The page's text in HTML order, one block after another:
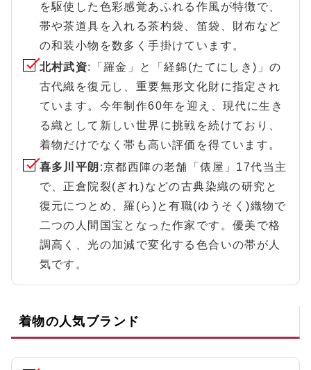
を駆使した色彩感覚あふれる作風が特徴で、
帯や茶道具を入れる茶杓袋、笛袋、財布など
の和装小物を数多く手掛けています。
北村武資:「羅金」と「経錦(たてにしき)」の
古代織を復元し、重要無形文化財に指定され
ています。今年制作60年を迎え、現代に生き
る織として新しい世界に挑戦を続けており、
着物だけでなく帯も高い評価を得ています。
喜多川平朗 :京都西陣の老舗「俵屋」17代当主
で、正倉院裂(ぎれ)などの古典染織の研究と
復元につとめ、羅(ら)と有職(ゆうそく)織物で
二つの人間国宝となった作家です。優美で格
調高く、光の加減で変化する色合いの帯が人
気です。
着物の人気ブランド